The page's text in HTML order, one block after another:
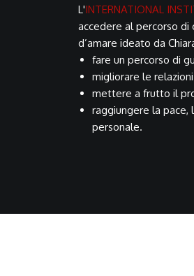
L'INTERNATIONAL
accedere al percorso di
d’amare ideato da
fare un percorso di
migliorare le
mettere a frutto il
raggiungere la pace,
personale.